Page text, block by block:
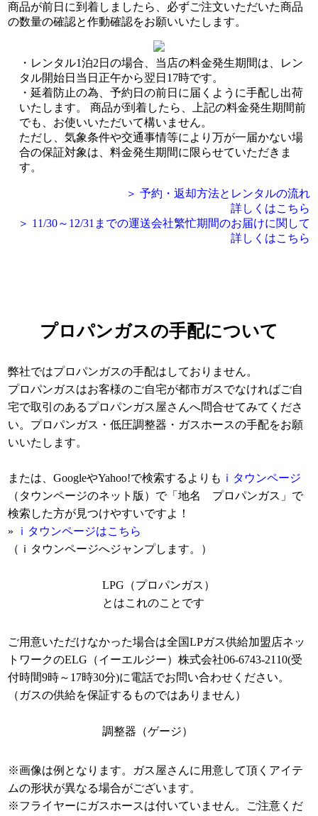
商品が前日に到着しましたら、必ずご注文いただいた商品
の数量の確認と作動確認をお願いいたします。
レンタル1泊2日の場合、当店の料金発生期間は、レン
タル開始日当日正午から翌日17時です。
延着防止の為、予約日の前日に届くように手配し出荷
いたします。 商品が到着したら、上記の料金発生期間前
でも、お使いいただいて構いません。
ただし、気象条件や交通事情等により万が一届かない場
合の保証対象は、料金発生期間に限らせていただきま
す。
＞ 予約・返却方法とレンタルの流れ
詳しくはこちら
＞ 11/30～12/31までの運送会社繁忙期間のお届けに関して
詳しくはこちら
プロパンガスの手配について
弊社ではプロパンガスの手配はしておりません。
プロパンガスはお客様のご自宅が都市ガスでなければご自
宅で取引のあるプロパンガス屋さんへ問合せてみてくださ
い。プロパンガス・低圧調整器・ガスホースの手配をお願
いいたします。
または、GoogleやYahoo!で検索するよりも ｉタウンページ
（タウンページのネット版）で「地名 プロパンガス」で
検索した方が見つけやすいですよ！
»
ｉタウンページはこちら
（ｉタウンページへジャンプします。）
LPG（プロパンガス）
とはこれのことです
ご用意いただけなかった場合は全国LPガス供給加盟店ネッ
トワークのELG（イーエルジー）株式会社06-6743-2110(受
付時間9時～17時30分)に電話でお問い合わせください。
（ガスの供給を保証するものではありません）
調整器（ゲージ）
※画像は例となります。ガス屋さんに用意して頂くアイテ
ムの形状が異なる場合がございます。
※フライヤーにガスホースは付いていません。ご注意くだ